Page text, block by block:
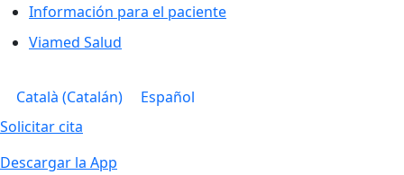
Información para el paciente
Viamed Salud
Català (Catalán)
Español
Solicitar cita
Descargar la App